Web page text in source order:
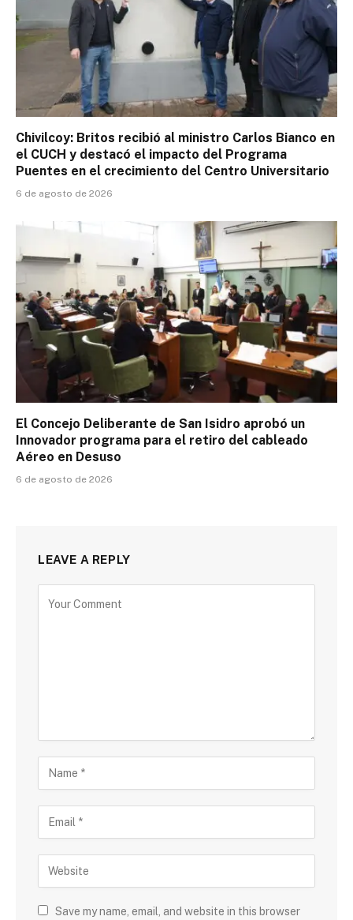
Chivilcoy: Britos recibió al ministro Carlos Bianco en
el CUCH y destacó el impacto del Programa
Puentes en el crecimiento del Centro Universitario
6 de agosto de 2026
El Concejo Deliberante de San Isidro aprobó un
Innovador programa para el retiro del cableado
Aéreo en Desuso
6 de agosto de 2026
LEAVE A REPLY
Save my name, email, and website in this browser